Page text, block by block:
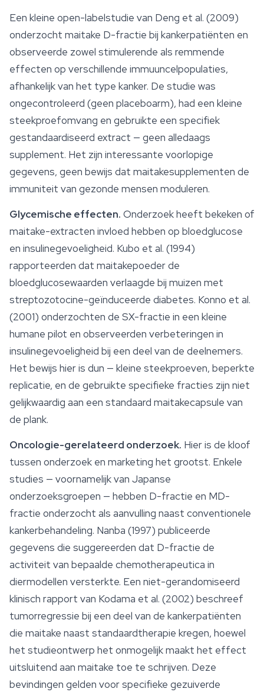
Een kleine open-labelstudie van Deng et al. (2009)
onderzocht maitake D-fractie bij kankerpatiënten en
observeerde zowel stimulerende als remmende
effecten op verschillende immuuncelpopulaties,
afhankelijk van het type kanker. De studie was
ongecontroleerd (geen placeboarm), had een kleine
steekproefomvang en gebruikte een specifiek
gestandaardiseerd extract — geen alledaags
supplement. Het zijn interessante voorlopige
gegevens, geen bewijs dat maitakesupplementen de
immuniteit van gezonde mensen moduleren.
Glycemische effecten. Onderzoek heeft bekeken of
maitake-extracten invloed hebben op bloedglucose
en insulinegevoeligheid. Kubo et al. (1994)
rapporteerden dat maitakepoeder de
bloedglucosewaarden verlaagde bij muizen met
streptozotocine-geïnduceerde diabetes. Konno et al.
(2001) onderzochten de SX-fractie in een kleine
humane pilot en observeerden verbeteringen in
insulinegevoeligheid bij een deel van de deelnemers.
Het bewijs hier is dun — kleine steekproeven, beperkte
replicatie, en de gebruikte specifieke fracties zijn niet
gelijkwaardig aan een standaard maitakecapsule van
de plank.
Oncologie-gerelateerd onderzoek. Hier is de kloof
tussen onderzoek en marketing het grootst. Enkele
studies — voornamelijk van Japanse
onderzoeksgroepen — hebben D-fractie en MD-
fractie onderzocht als aanvulling naast conventionele
kankerbehandeling. Nanba (1997) publiceerde
gegevens die suggereerden dat D-fractie de
activiteit van bepaalde chemotherapeutica in
diermodellen versterkte. Een niet-gerandomiseerd
klinisch rapport van Kodama et al. (2002) beschreef
tumorregressie bij een deel van de kankerpatiënten
die maitake naast standaardtherapie kregen, hoewel
het studieontwerp het onmogelijk maakt het effect
uitsluitend aan maitake toe te schrijven. Deze
bevindingen gelden voor specifieke gezuiverde